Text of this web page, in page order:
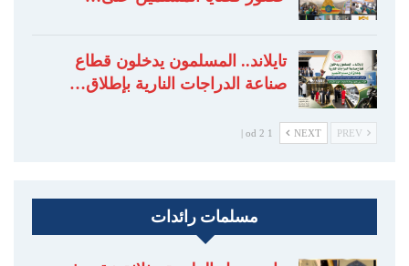
تايلاند.. المسلمون يدخلون قطاع
صناعة الدراجات النارية بإطلاق…
NEXT
1 od 2 |
مسلمات رائدات